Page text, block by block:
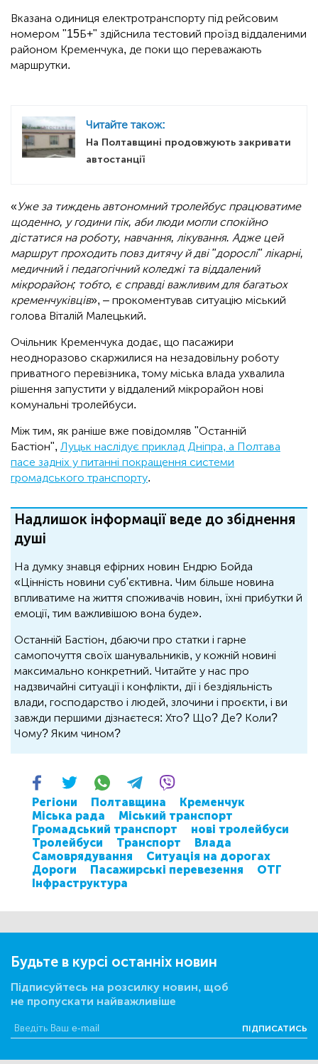
Вказана одиниця електротранспорту під рейсовим
номером "15Б+" здійснила тестовий проїзд віддаленими
районом Кременчука, де поки що переважають
маршрутки.
Читайте також:
На Полтавщині продовжують закривати
автостанції
«Уже за тиждень автономний тролейбус працюватиме
щоденно, у години пік, аби люди могли спокійно
дістатися на роботу, навчання, лікування. Адже цей
маршрут проходить повз дитячу й дві "дорослі" лікарні,
медичний і педагогічний коледжі та віддалений
мікрорайон; тобто, є справді важливим для багатьох
кременчуківців», – прокоментував ситуацію міський
голова Віталій Малецький.
Очільник Кременчука додає, що пасажири
неодноразово скаржилися на незадовільну роботу
приватного перевізника, тому міська влада ухвалила
рішення запустити у віддалений мікрорайон нові
комунальні тролейбуси.
Між тим, як раніше вже повідомляв "Останній
Бастіон", Луцьк наслідує приклад Дніпра, а Полтава
пасе задніх у питанні покращення системи
громадського транспорту.
Надлишок інформації веде до збіднення
душі
На думку знавця ефірних новин Ендрю Бойда
«Цінність новини суб'єктивна. Чим більше новина
впливатиме на життя споживачів новин, їхні прибутки й
емоції, тим важливішою вона буде».
Останній Бастіон, дбаючи про статки і гарне
самопочуття своїх шанувальників, у кожній новині
максимально конкретний. Читайте у нас про
надзвичайні ситуації і конфлікти, дії і бездіяльність
влади, господарство і людей, злочини і проєкти, і ви
завжди першими дізнаєтеся: Хто? Що? Де? Коли?
Чому? Яким чином?
Регіони Полтавщина
Кременчук
Міська рада
Міський транспорт
Громадський транспорт
нові тролейбуси
Тролейбуси
Транспорт
Влада
Самоврядування
Ситуація на дорогах
Дороги
Пасажирські перевезення
ОТГ
Інфраструктура
Будьте в курсі останніх новин
Підписуйтесь на розсилку новин, щоб
не пропускати найважливіше
ПІДПИСАТИСЬ